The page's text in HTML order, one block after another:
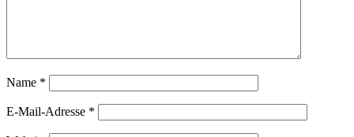
Name *
E-Mail-Adresse *